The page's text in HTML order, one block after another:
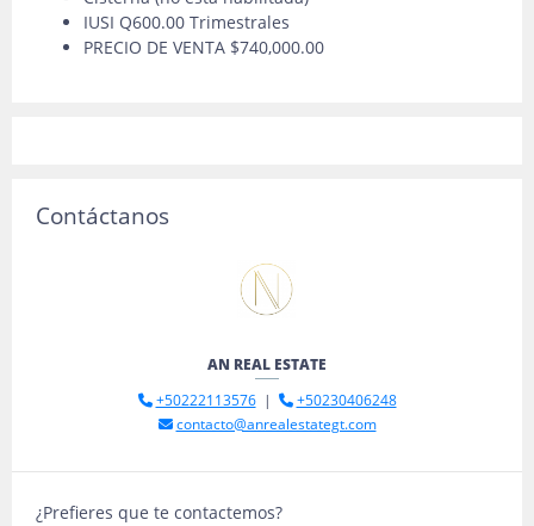
IUSI Q600.00 Trimestrales
PRECIO DE VENTA $740,000.00
Contáctanos
AN REAL ESTATE
+50222113576|
+50230406248
contacto@anrealestategt.com
¿Prefieres que te contactemos?